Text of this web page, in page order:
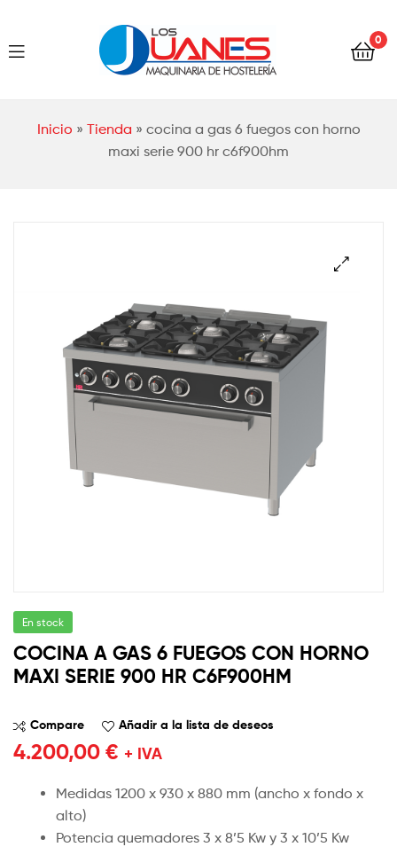
Los
0
Inicio » Tienda » cocina a gas 6 fuegos con horno
maxi serie 900 hr c6f900hm
Los
En stock
COCINA A GAS 6 FUEGOS CON HORNO
MAXI SERIE 900 HR C6F900HM
Compare Añadir a la lista de deseos
4.200,00 € + IVA
Medidas 1200 x 930 x 880 mm (ancho x fondo x
alto)
Potencia quemadores 3 x 8’5 Kw y 3 x 10’5 Kw